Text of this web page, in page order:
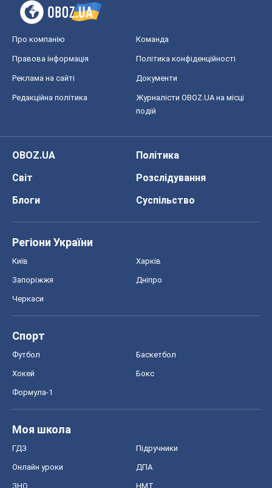
Про компанію Команда
Правова інформація Політика конфіденційності
Реклама на сайті Документи
Редакційна політика
Журналісти OBOZ.UA на місці
подій
OBOZ.UA
Політика
Світ
Розслідування
Блоги
Суспільство
Регіони України
Київ Харків
Запоріжжя Дніпро
Черкаси
Спорт
Футбол Баскетбол
Хокей Бокс
Формула-1
Моя школа
ГДЗ Підручники
Онлайн уроки ДПА
ЗНО НМТ